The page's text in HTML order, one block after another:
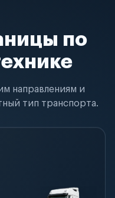
по
направлениям и
тип транспорта.